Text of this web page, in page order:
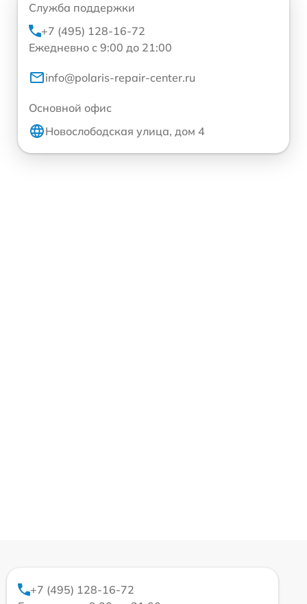
Служба поддержки
+7 (495) 128-16-72
Ежедневно с 9:00 до 21:00
info@polaris-repair-center.ru
Основной офис
Новослободская улица, дом 4
+7 (495) 128-16-72